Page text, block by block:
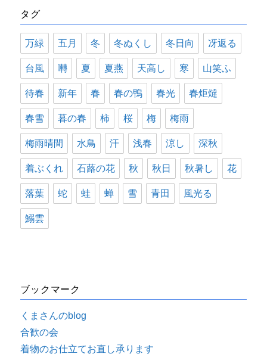
ー
タグ
万緑 五月 冬 冬ぬくし 冬日向 冴返る
台風 囀 夏 夏燕 天高し 寒 山笑ふ
待春 新年 春 春の鴨 春光 春炬燵
春雪 暮の春 柿 桜 梅 梅雨
梅雨晴間 水鳥 汗 浅春 涼し 深秋
着ぶくれ 石蕗の花 秋 秋日 秋暑し 花
落葉 蛇 蛙 蝉 雪 青田 風光る
鰯雲
ブックマーク
くまさんのblog
合歓の会
着物のお仕立てお直し承ります